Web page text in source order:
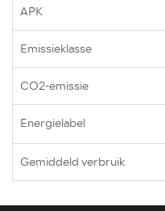
APK
Emissieklasse
CO2-emissie
Energielabel
Gemiddeld verbruik